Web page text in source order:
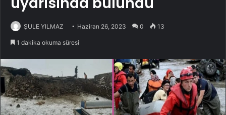
ŞULE YILMAZ Haziran 26, 2023 0 13
1 dakika okuma süresi